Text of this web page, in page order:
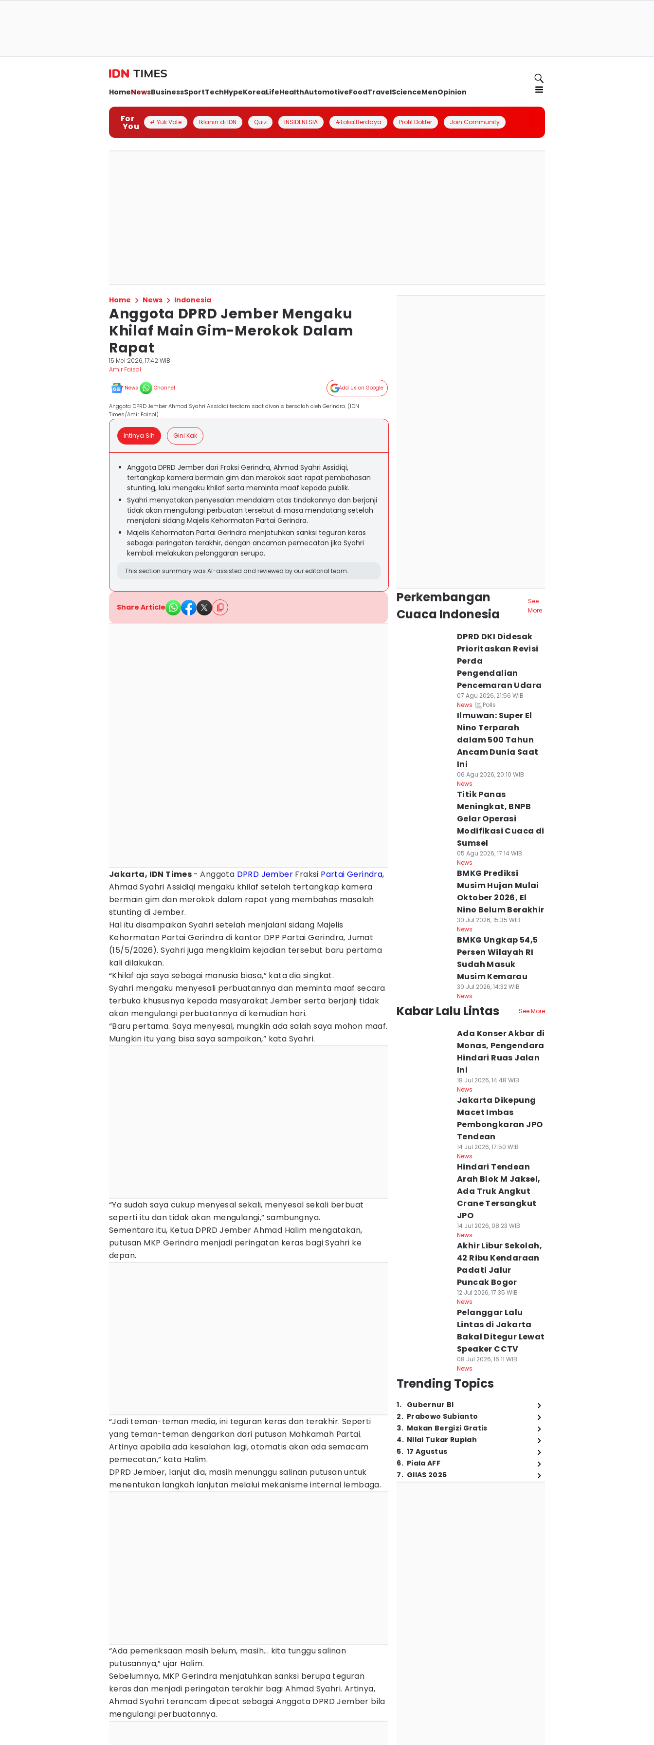
HomeNewsBusinessSportTechHypeKoreaLifeHealthAutomotiveFoodTravelScienceMenOpinion
For
You # Yuk Vote Iklanin di IDN Quiz INSIDENESIA #LokalBerdaya Profil Dokter Join Community
Home News Indonesia
Anggota DPRD Jember Mengaku
Khilaf Main Gim-Merokok Dalam
Rapat
15 Mei 2026, 17:42 WIB
Amir Faisol
News Channel Add Us on Google
Anggota DPRD Jember Ahmad Syahri Assidiqi terdiam saat divonis bersalah oleh Gerindra. (IDN
Times/Amir Faisol).
Intinya Sih Gini Kak
Anggota DPRD Jember dari Fraksi Gerindra, Ahmad Syahri Assidiqi,
tertangkap kamera bermain gim dan merokok saat rapat pembahasan
stunting, lalu mengaku khilaf serta meminta maaf kepada publik.
Syahri menyatakan penyesalan mendalam atas tindakannya dan berjanji
tidak akan mengulangi perbuatan tersebut di masa mendatang setelah
menjalani sidang Majelis Kehormatan Partai Gerindra.
Majelis Kehormatan Partai Gerindra menjatuhkan sanksi teguran keras
sebagai peringatan terakhir, dengan ancaman pemecatan jika Syahri
kembali melakukan pelanggaran serupa.
This section summary was AI-assisted and reviewed by our editorial team.
Share Article
Jakarta, IDN Times - Anggota DPRD Jember Fraksi Partai Gerindra,
Ahmad Syahri Assidiqi mengaku khilaf setelah tertangkap kamera
bermain gim dan merokok dalam rapat yang membahas masalah
stunting di Jember.
Hal itu disampaikan Syahri setelah menjalani sidang Majelis
Kehormatan Partai Gerindra di kantor DPP Partai Gerindra, Jumat
(15/5/2026). Syahri juga mengklaim kejadian tersebut baru pertama
kali dilakukan.
“Khilaf aja saya sebagai manusia biasa,” kata dia singkat.
Syahri mengaku menyesali perbuatannya dan meminta maaf secara
terbuka khususnya kepada masyarakat Jember serta berjanji tidak
akan mengulangi perbuatannya di kemudian hari.
“Baru pertama. Saya menyesal, mungkin ada salah saya mohon maaf.
Mungkin itu yang bisa saya sampaikan,” kata Syahri.
“Ya sudah saya cukup menyesal sekali, menyesal sekali berbuat
seperti itu dan tidak akan mengulangi,” sambungnya.
Sementara itu, Ketua DPRD Jember Ahmad Halim mengatakan,
putusan MKP Gerindra menjadi peringatan keras bagi Syahri ke
depan.
“Jadi teman-teman media, ini teguran keras dan terakhir. Seperti
yang teman-teman dengarkan dari putusan Mahkamah Partai.
Artinya apabila ada kesalahan lagi, otomatis akan ada semacam
pemecatan,” kata Halim.
DPRD Jember, lanjut dia, masih menunggu salinan putusan untuk
menentukan langkah lanjutan melalui mekanisme internal lembaga.
“Ada pemeriksaan masih belum, masih... kita tunggu salinan
putusannya,” ujar Halim.
Sebelumnya, MKP Gerindra menjatuhkan sanksi berupa teguran
keras dan menjadi peringatan terakhir bagi Ahmad Syahri. Artinya,
Ahmad Syahri terancam dipecat sebagai Anggota DPRD Jember bila
mengulangi perbuatannya.
Perkembangan
Cuaca Indonesia
See
More
DPRD DKI Didesak
Prioritaskan Revisi
Perda
Pengendalian
Pencemaran Udara
07 Agu 2026, 21:56 WIB
News
Polls
Ilmuwan: Super El
Nino Terparah
dalam 500 Tahun
Ancam Dunia Saat
Ini
06 Agu 2026, 20:10 WIB
News
Titik Panas
Meningkat, BNPB
Gelar Operasi
Modifikasi Cuaca di
Sumsel
05 Agu 2026, 17:14 WIB
News
BMKG Prediksi
Musim Hujan Mulai
Oktober 2026, El
Nino Belum Berakhir
30 Jul 2026, 15:35 WIB
News
BMKG Ungkap 54,5
Persen Wilayah RI
Sudah Masuk
Musim Kemarau
30 Jul 2026, 14:32 WIB
News
Kabar Lalu Lintas See More
Ada Konser Akbar di
Monas, Pengendara
Hindari Ruas Jalan
Ini
18 Jul 2026, 14:48 WIB
News
Jakarta Dikepung
Macet Imbas
Pembongkaran JPO
Tendean
14 Jul 2026, 17:50 WIB
News
Hindari Tendean
Arah Blok M Jaksel,
Ada Truk Angkut
Crane Tersangkut
JPO
14 Jul 2026, 08:23 WIB
News
Akhir Libur Sekolah,
42 Ribu Kendaraan
Padati Jalur
Puncak Bogor
12 Jul 2026, 17:35 WIB
News
Pelanggar Lalu
Lintas di Jakarta
Bakal Ditegur Lewat
Speaker CCTV
08 Jul 2026, 16:11 WIB
News
Trending Topics
1. Gubernur BI
2. Prabowo Subianto
3. Makan Bergizi Gratis
4. Nilai Tukar Rupiah
5. 17 Agustus
6. Piala AFF
7. GIIAS 2026